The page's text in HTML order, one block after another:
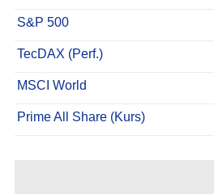
S&P 500
TecDAX (Perf.)
MSCI World
Prime All Share (Kurs)